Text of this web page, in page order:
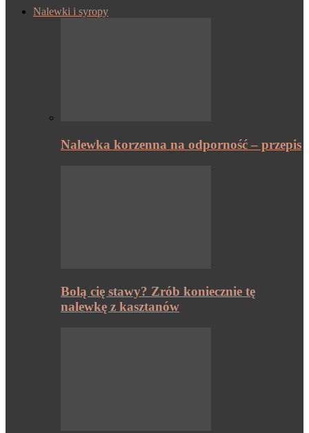
Nalewki i syropy
Nalewka korzenna na odporność – przepis
Bolą cię stawy? Zrób koniecznie tę
nalewkę z kasztanów